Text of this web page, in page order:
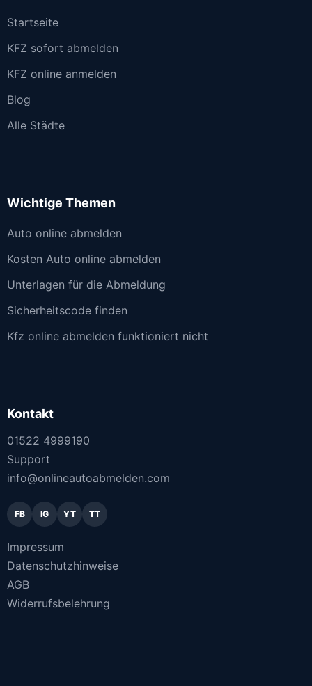
Startseite
KFZ sofort abmelden
KFZ online anmelden
Blog
Alle Städte
Wichtige Themen
Auto online abmelden
Kosten Auto online abmelden
Unterlagen für die Abmeldung
Sicherheitscode finden
Kfz online abmelden funktioniert nicht
Kontakt
01522 4999190
Support
info@onlineautoabmelden.com
FB IG YT TT
Impressum
Datenschutzhinweise
AGB
Widerrufsbelehrung